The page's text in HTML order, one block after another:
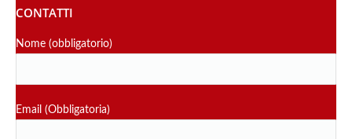
CONTATTI
Nome (obbligatorio)
Email (Obbligatoria)